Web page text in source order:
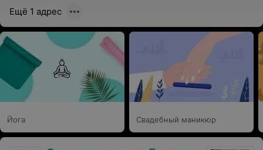
Ещё 1 адрес
Йога Свадебный маникюр